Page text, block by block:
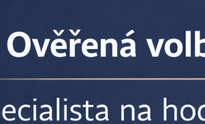
Chcete získat